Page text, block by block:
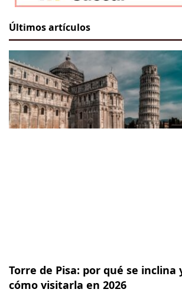
Últimos artículos
Torre de Pisa: por qué se inclina
cómo visitarla en 2026